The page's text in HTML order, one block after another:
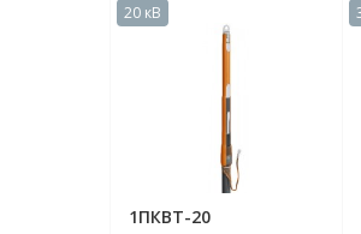
1ПКВТ-20
20 кВ